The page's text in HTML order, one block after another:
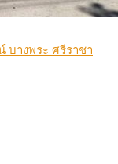
บางพระ ศรีราชา